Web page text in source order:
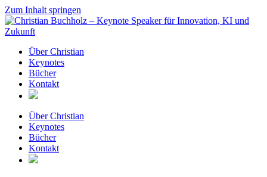
Zum Inhalt springen
Über Christian
Keynotes
Bücher
Kontakt
Über Christian
Keynotes
Bücher
Kontakt